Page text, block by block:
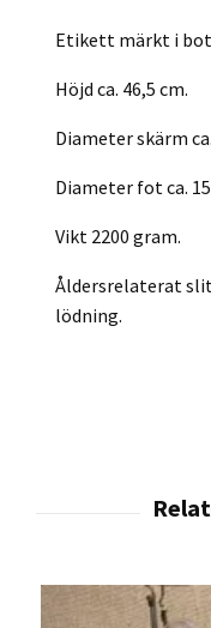
Etikett märkt i
Höjd ca. 46,5 cm.
Diameter skärm
Diameter fot ca.
Vikt 2200 gram.
Åldersrelaterat
lödning.